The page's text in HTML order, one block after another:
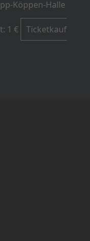
Köppen-Halle
1 €
Ticketkauf